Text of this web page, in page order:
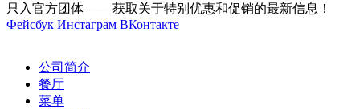
只入官方团体 ——获取关于特别优惠和促销的最新信息！
Фейсбук Инстаграм ВКонтакте
公司简介
餐厅
菜单